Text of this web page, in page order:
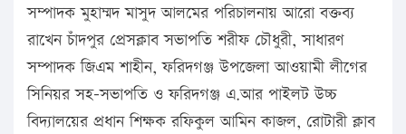
সম্পাদক মুহাম্মদ মাসুদ আলমের পরিচালনায় আরো বক্তব্য
রাখেন চাঁদপুর প্রেসক্লাব সভাপতি শরীফ চৌধুরী, সাধারণ
সম্পাদক জিএম শাহীন, ফরিদগঞ্জ উপজেলা আওয়ামী লীগের
সিনিয়র সহ-সভাপতি ও ফরিদগঞ্জ এ.আর পাইলট উচ্চ
বিদ্যালয়ের প্রধান শিক্ষক রফিকুল আমিন কাজল, রোটারী ক্লাব